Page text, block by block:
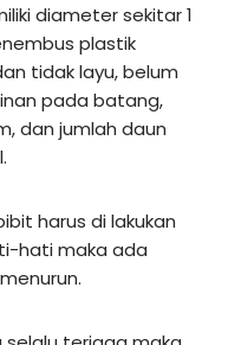
diameter sekitar 1
plastik
tidak layu, belum
pada batang,
dan jumlah daun
harus di lakukan
hati maka ada